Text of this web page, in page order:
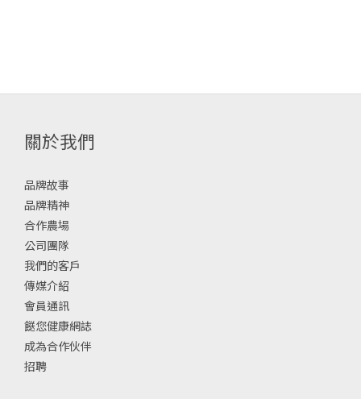
關於我們
品牌故事
品牌精神
合作農場
公司團隊
我們的客戶
傳媒介紹
會員通訊
餸您健康網誌
成為合作伙伴
招聘